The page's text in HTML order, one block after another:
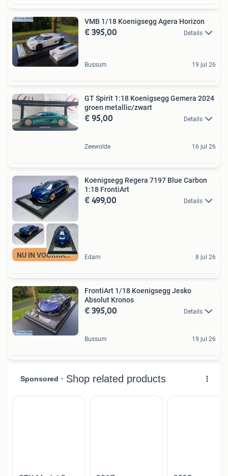
VMB 1/18 Koenigsegg Agera Horizon
€ 395,00 Details
Bussum 19 jul 26
GT Spirit 1:18 Koenigsegg Gemera 2024
groen metallic/zwart
€ 95,00 Details
Zeewolde 16 jul 26
NU IN VOORRAAD
Koenigsegg Regera 7197 Blue Carbon
1:18 FrontiArt
€ 499,00 Details
Edam 8 jul 26
FrontiArt 1/18 Koenigsegg Jesko
Absolut Kronos
€ 395,00 Details
Bussum 19 jul 26